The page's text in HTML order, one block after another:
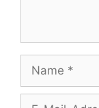
Name